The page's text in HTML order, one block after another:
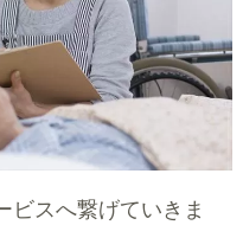
ビスへ繋げていきま